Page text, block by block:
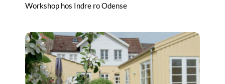
Workshop hos Indre ro Odense